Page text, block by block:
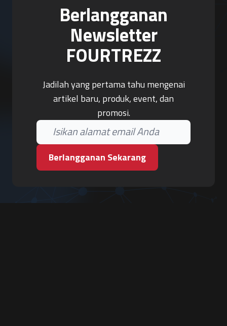
Berlangganan
Newsletter
FOURTREZZ
Jadilah yang pertama tahu mengenai
artikel baru, produk, event, dan
promosi.
Berlangganan Sekarang